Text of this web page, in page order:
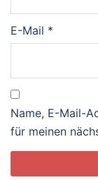
E-Mail *
Name, E-Mail-
für meinen